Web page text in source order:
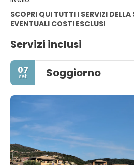
SCOPRI QUI TUTTI I SERVIZI
EVENTUALI COSTI ESCLUSI
Servizi inclusi
07
set Soggiorno